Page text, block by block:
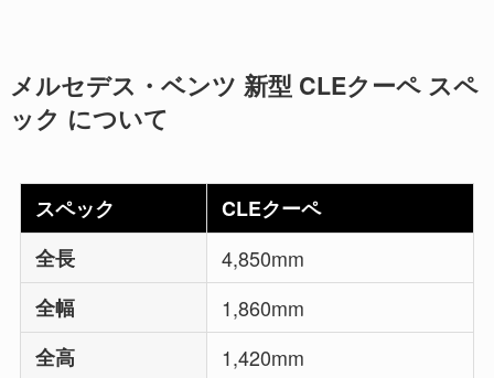
メルセデス・ベンツ 新型 CLEクーペ スペ
ック について
スペック
CLEクーペ
全長
4,850mm
全幅
1,860mm
全高
1,420mm